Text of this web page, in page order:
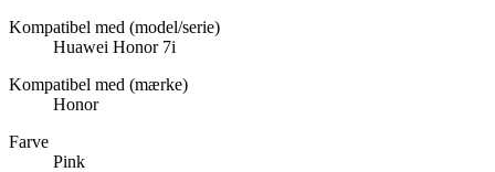
Kompatibel med (model/serie)
Huawei Honor 7i
Kompatibel med (mærke)
Honor
Farve
Pink